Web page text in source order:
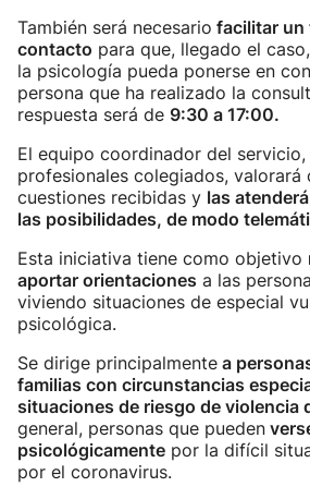
También será necesario facilitar un
contacto para que, llegado el
la psicología pueda ponerse en
persona que ha realizado la
respuesta será de 9:30 a 17:00.
El equipo coordinador del
profesionales colegiados, valorará
cuestiones recibidas y las
las posibilidades, de modo
Esta iniciativa tiene como objetivo
aportar orientaciones a las
viviendo situaciones de especial
psicológica.
Se dirige principalmente a
familias con circunstancias
situaciones de riesgo de violencia
general, personas que pueden
psicológicamente por la difícil
por el coronavirus.